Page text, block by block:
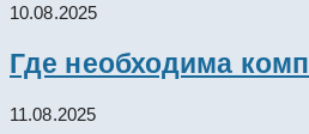
10.08.2025
Где необходима
11.08.2025